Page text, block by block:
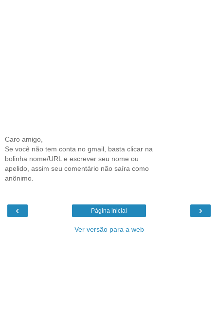
Caro amigo,
Se você não tem conta no gmail, basta clicar na
bolinha nome/URL e escrever seu nome ou
apelido, assim seu comentário não saíra como
anônimo.
‹ ›
Página inicial
Ver versão para a web